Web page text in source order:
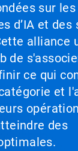
sur les
d’IA et des
alliance
de
ce qui
et
des